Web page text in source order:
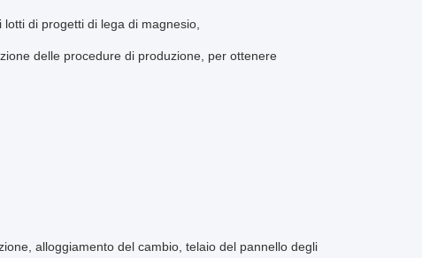
di progetti di lega di magnesio,
delle procedure di produzione, per ottenere
alloggiamento del cambio, telaio del pannello degli